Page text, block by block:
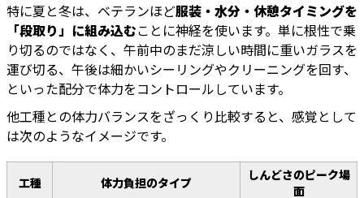
特に夏と冬は、ベテランほど服装・水分・休憩タイミングを
「段取り」に組み込むことに神経を使います。単に根性で乗
り切るのではなく、午前中のまだ涼しい時間に重いガラスを
運び切る、午後は細かいシーリングやクリーニングを回す、
といった配分で体力をコントロールしています。
他工種との体力バランスをざっくり比較すると、感覚として
は次のようなイメージです。
工種 体力負担のタイプ
しんどさのピーク場
面